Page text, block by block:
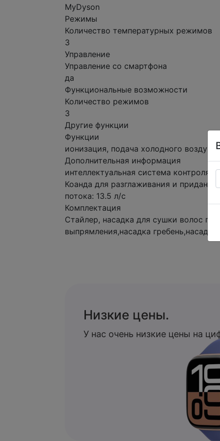
MyDyson
Режимы
Количество температурных режимов
3
Управление
Управление со смартфона
да
Функциональные возможности
Количество режимов
3
Другие функции
Функции
ионизация, подача холодного
Дополнительная информация
интеллектуальная система контроля
Коанда для разглаживания и
потока: 13.5 л/с
Комплектация
Стайлер, насадка для сушки волос
выпрямления,насадка
Низкие цены.
У нас очень низкие цены на